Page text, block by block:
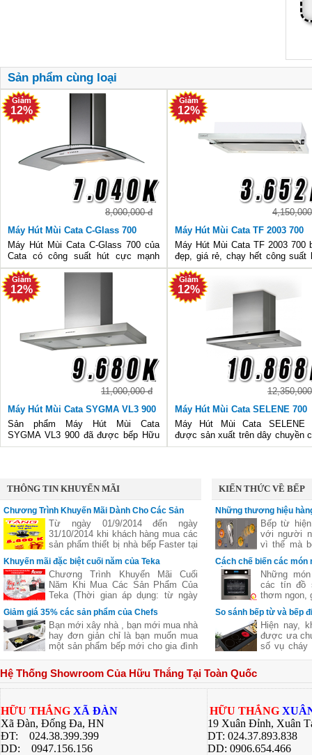
Sản phẩm cùng loại
12%
8,000,000 đ
Máy Hút Mùi Cata C-Glass 700
Máy Hút Mùi Cata C-Glass 700 của
Cata có công suất hút cực mạnh
1100m3/h nhưng điện năng tiêu thụ
tối đa chỉ có 240W/h. Chúng tôi nghĩ
rằng đây là sản phẩm tuyệt vời của
bạn và gia đình trong bữa ăn h
12%
Máy Hút Mùi Cata TF 2003 700
Máy Hút Mùi Cata TF 2003 700
đẹp, giá rẻ, chạy hết công suất
kiểu dáng thời trang, it ồn, có
Halogen tiết kiệm điện nay, làm
không khí trong chốc lát.
12%
11,000,000 đ
Máy Hút Mùi Cata SYGMA VL3 900
Sản phẩm Máy Hút Mùi Cata
SYGMA VL3 900 đã được bếp Hữu
Thắng nhập hàng và có tại tất cả các
12%
Máy Hút Mùi Cata SELENE 700
Máy Hút Mùi Cata SELENE
được sản xuất trên dây chuyền
nghệ tiên tiến của Tây Ban Nha,
THÔNG TIN KHUYẾN MÃI
Chương Trình Khuyến Mãi Dành Cho Các Sản
Phẩm FasterTừ ngày 01/9/2014 đến ngày
31/10/2014 khi khách hàng mua các
sản phẩm thiết bị nhà bếp Faster tại
các đại lý của bếp gas Hữu Thắng
sẽ nhận được những phần quà hấp
dẫn, chi tiết xem thêm..
Khuyến mãi đặc biệt cuối năm của Teka
Chương Trình Khuyến Mãi Cuối
Năm Khi Mua Các Sản Phẩm Của
Teka (Thời gian áp dụng: từ ngày
11/11 đến hết ngày 27/12/2016)
Giảm giá 35% các sản phẩm của Chefs
Bạn mới xây nhà , bạn mới mua nhà
hay đơn giản chỉ là bạn muốn mua
một sản phẩm bếp mới cho gia đình
hãng nào tốt cả về giá về chất
lượng .Hãy để chúng tôi gợi ý cho
bạn một thương hiệu của Việt Nam
Âu đó là
KIẾN THỨC VỀ BẾP
Những thương hiệu
vùng nấu linh hoạt
Bếp từ
với người
vì thế mà
bếp từ
nhiên
Cách chế biến các
bằng lò nướngNhững
các tín đồ
thơm ngon,
nhưng lại
giữ
của thực
giúp bạn
ngon khác
nhiều công
So sánh bếp từ và bếp
Hiện nay,
được ưa
số vụ cháy
riêng. Bài
về 2 dòng
bạn có sự
bếp của gia
Hệ Thống Showroom Của Hữu Thắng Tại Toàn Quốc
HỮU THẮNG XÃ ĐÀN
Xã Đàn, Đống Đa, HN
ĐT: 024.38.399.399
DD: 0947.156.156
HỮU THẮNG
19 Xuân Đỉnh, Xuân
DT: 024.37.893.838
DD: 0906.654.466